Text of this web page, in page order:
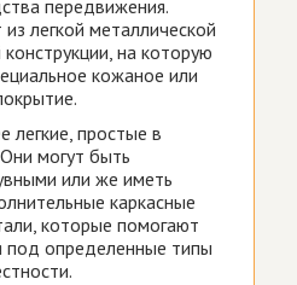
передвижения.
легкой металлической
на которую
кожаное или
легкие, простые в
могут быть
или же иметь
каркасные
которые помогают
под определенные типы